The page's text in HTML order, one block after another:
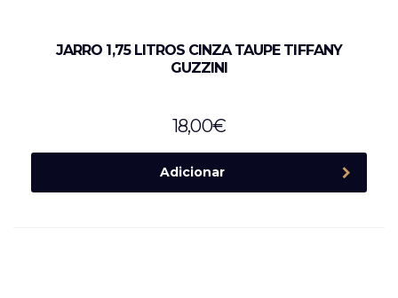
JARRO 1,75 LITROS CINZA TAUPE TIFFANY
GUZZINI
18,00€
Adicionar